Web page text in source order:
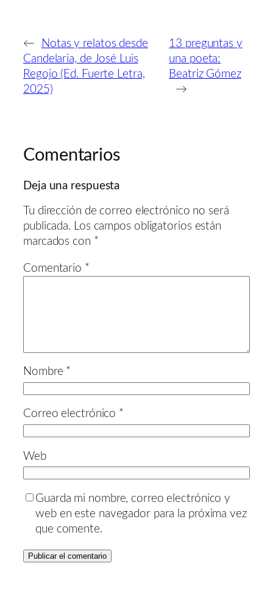
←
Notas y relatos desde
Candelaria, de José Luis
Regojo (Ed. Fuerte Letra,
2025)
13 preguntas y
una poeta:
Beatriz Gómez
→
Comentarios
Deja una respuesta
Tu dirección de correo electrónico no será
publicada. Los campos obligatorios están
marcados con *
Comentario *
Nombre *
Correo electrónico *
Web
Guarda mi nombre, correo electrónico y
web en este navegador para la próxima vez
que comente.